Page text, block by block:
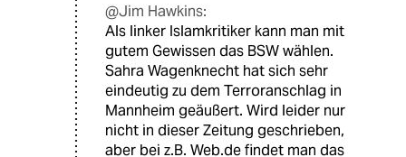
@Jim Hawkins:
Als linker Islamkritiker kann man mit
gutem Gewissen das BSW wählen.
Sahra Wagenknecht hat sich sehr
eindeutig zu dem Terroranschlag in
Mannheim geäußert. Wird leider nur
nicht in dieser Zeitung geschrieben,
aber bei z.B. Web.de findet man das